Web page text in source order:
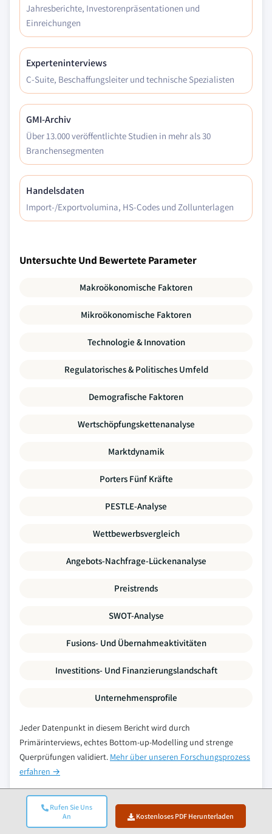
Rufen Sie Uns
An
Kostenloses PDF Herunterladen
Jahresberichte, Investorenpräsentationen und
Einreichungen
Experteninterviews
C-Suite, Beschaffungsleiter und technische Spezialisten
GMI-Archiv
Über 13.000 veröffentlichte Studien in mehr als 30
Branchensegmenten
Handelsdaten
Import-/Exportvolumina, HS-Codes und Zollunterlagen
Untersuchte Und Bewertete Parameter
Makroökonomische Faktoren
Mikroökonomische Faktoren
Technologie & Innovation
Regulatorisches & Politisches Umfeld
Demografische Faktoren
Wertschöpfungskettenanalyse
Marktdynamik
Porters Fünf Kräfte
PESTLE-Analyse
Wettbewerbsvergleich
Angebots-Nachfrage-Lückenanalyse
Preistrends
SWOT-Analyse
Fusions- Und Übernahmeaktivitäten
Investitions- Und Finanzierungslandschaft
Unternehmensprofile
Jeder Datenpunkt in diesem Bericht wird durch
Primärinterviews, echtes Bottom-up-Modelling und strenge
Querprüfungen validiert. Mehr über unseren Forschungsprozess
erfahren →
Verwandte Berichte